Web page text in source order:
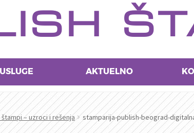
USLUGE AKTUELNO
– uzroci i rešenja stamparija-publish-beograd-